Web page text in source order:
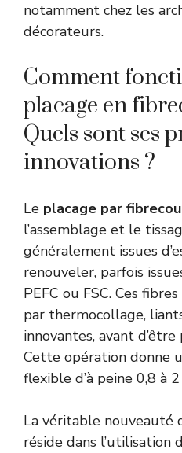
notamment chez les
décorateurs.
Comment
placage en
Quels sont ses
innovations ?
Le placage par
l’assemblage et le
généralement issues
renouveler, parfois
PEFC ou FSC. Ces
par thermocollage,
innovantes, avant
Cette opération donne
flexible d’à peine 0,8 à
La véritable nouveauté
réside dans l’utilisation